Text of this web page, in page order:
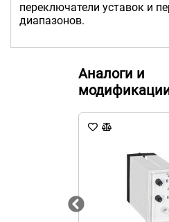
переключатели уставок и
диапазонов.
Аналоги и